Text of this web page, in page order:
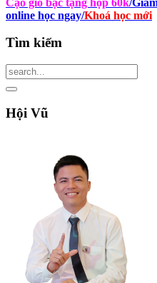
online học ngay/Khoá học mới
Tìm kiếm
Hội Vũ